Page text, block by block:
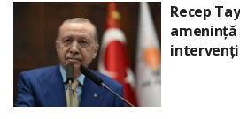
Recep
amenință